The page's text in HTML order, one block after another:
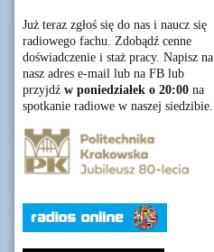
Już teraz zgłoś się do nas i naucz się
radiowego fachu. Zdobądź cenne
doświadczenie i staż pracy. Napisz na
nasz adres e-mail lub na FB lub
przyjdź w poniedziałek o 20:00 na
spotkanie radiowe w naszej siedzibie.